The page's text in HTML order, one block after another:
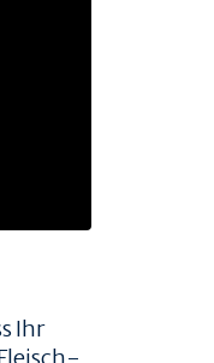
Ihr